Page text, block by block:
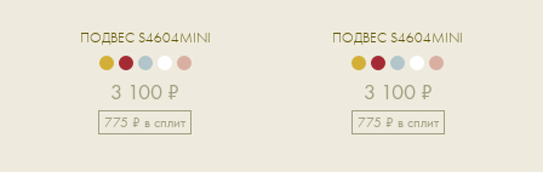
ПОДВЕС S4604MINI
3 100 ₽
775 ₽ в сплит
ПОДВЕС S4604MINI
3 100 ₽
775 ₽ в сплит